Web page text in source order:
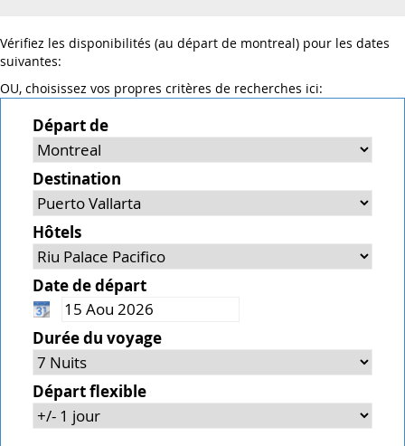
Vérifiez les disponibilités (au départ de montreal) pour les dates
suivantes:
OU, choisissez vos propres critères de recherches ici:
Départ de
Destination
Hôtels
Date de départ
Durée du voyage
Départ flexible